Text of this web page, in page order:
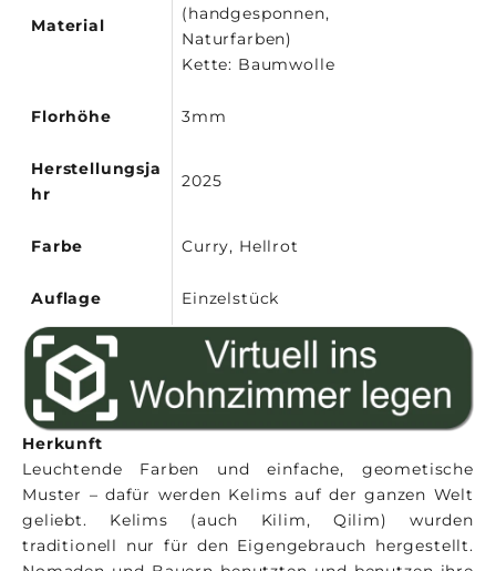
Material
(handgesponnen,
Naturfarben)
Kette: Baumwolle
Florhöhe 3mm
Herstellungsja
hr
2025
Farbe Curry, Hellrot
Auflage Einzelstück
Herkunft
Leuchtende Farben und einfache, geometische
Muster – dafür werden Kelims auf der ganzen Welt
geliebt. Kelims (auch Kilim, Qilim) wurden
traditionell nur für den Eigengebrauch hergestellt.